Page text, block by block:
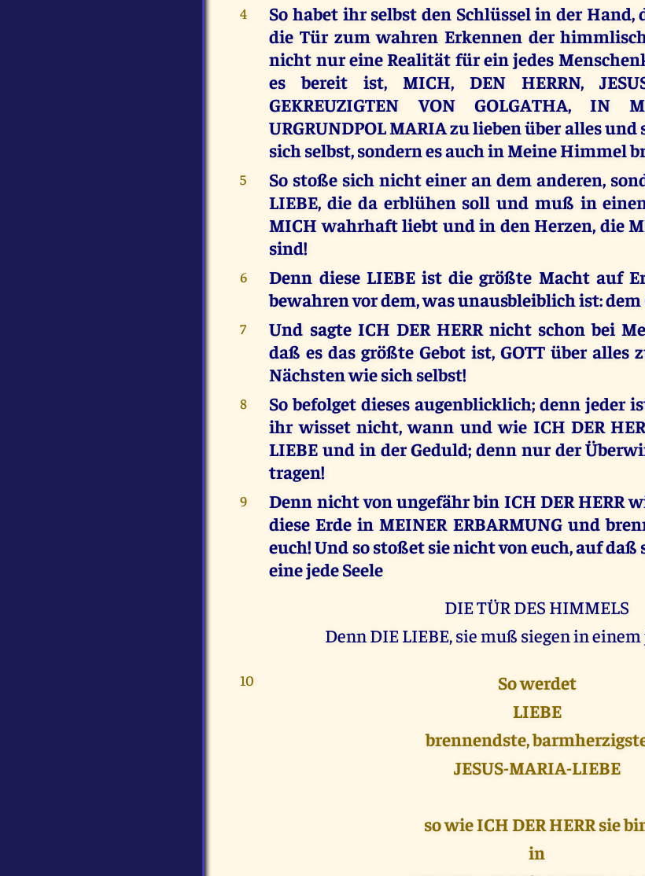
4
So habet ihr selbst den Schlüssel in der
die Tür zum wahren Erkennen der
nicht nur eine Realität für ein jedes
es bereit ist, MICH, DEN HERRN,
GEKREUZIGTEN VON GOLGATHA, IN
URGRUNDPOL MARIA zu lieben über alles
sich selbst, sondern es auch in Meine Himmel
5
So stoße sich nicht einer an dem anderen,
LIEBE, die da erblühen soll und muß in
MICH wahrhaft liebt und in den Herzen, die
sind!
6
Denn diese LIEBE ist die größte Macht auf
bewahren vor dem, was unausbleiblich ist: dem
7
Und sagte ICH DER HERR nicht schon bei
daß es das größte Gebot ist, GOTT über alles
Nächsten wie sich selbst!
8
So befolget dieses augenblicklich; denn jeder
ihr wisset nicht, wann und wie ICH DER
LIEBE und in der Geduld; denn nur der
tragen!
9
Denn nicht von ungefähr bin ICH DER HERR
diese Erde in MEINER ERBARMUNG und
euch! Und so stoßet sie nicht von euch, auf
eine jede Seele
DIE TÜR DES HIMMELS
Denn DIE LIEBE, sie muß siegen in
10
So werdet
LIEBE
brennendste,
JESUS-MARIA-LIEBE
so wie ICH DER HERR sie
in